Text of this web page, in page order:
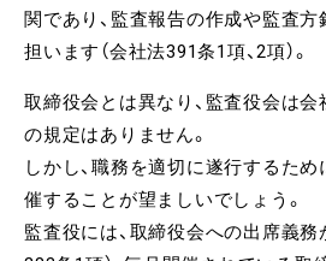
関であり、監査報告の作成や監査
担います（会社法391条1項、2項）。
取締役会とは異なり、監査役会は
の規定はありません。
しかし、職務を適切に遂行するため
催することが望ましいでしょう。
監査役には、取締役会への出席義務